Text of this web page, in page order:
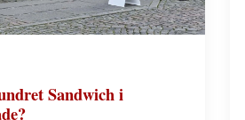
Sandwich i